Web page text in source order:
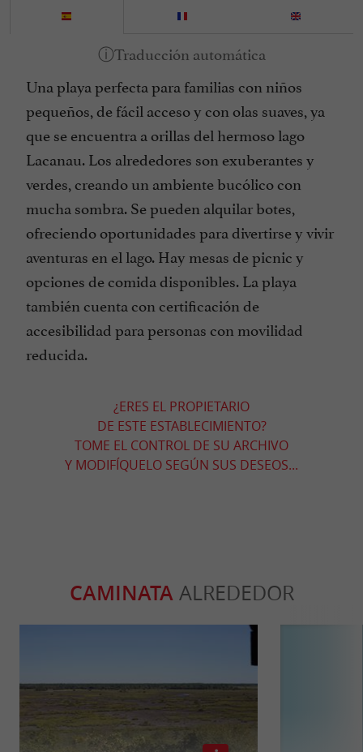
Una playa perfecta para familias con niños
pequeños, de fácil acceso y con olas suaves, ya
que se encuentra a orillas del hermoso lago
Lacanau. Los alrededores son exuberantes y
verdes, creando un ambiente bucólico con
mucha sombra. Se pueden alquilar botes,
ofreciendo oportunidades para divertirse y vivir
aventuras en el lago. Hay mesas de picnic y
opciones de comida disponibles. La playa
también cuenta con certificación de
accesibilidad para personas con movilidad
reducida.
¿ERES EL PROPIETARIO
DE ESTE ESTABLECIMIENTO?
TOME EL CONTROL DE SU ARCHIVO
Y MODIFÍQUELO SEGÚN SUS DESEOS...
CAMINATAALREDEDOR